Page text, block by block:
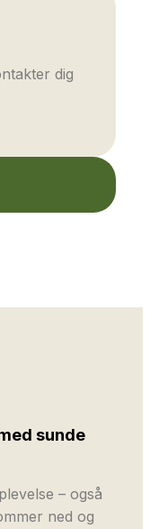
dig
sunde
– også
ned og